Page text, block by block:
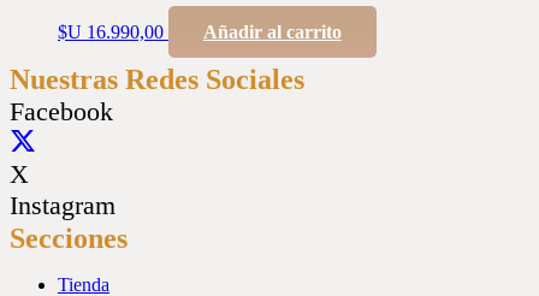
$U 16.990,00 Añadir al carrito
Nuestras Redes Sociales
Facebook
X
Instagram
Secciones
Tienda